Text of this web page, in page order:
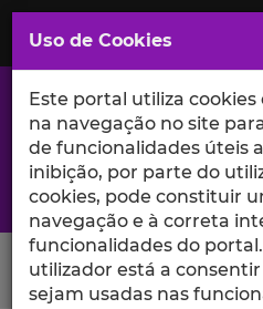
Saltar
para
Conteúdo
Principal
A excelência da investigação
Search Button
Uso de Cookies
Este portal utiliza
na navegação no site
de funcionalidades úteis
inibição, por parte do
cookies, pode constituir
navegação e à correta
funcionalidades do
utilizador está a
sejam usadas nas